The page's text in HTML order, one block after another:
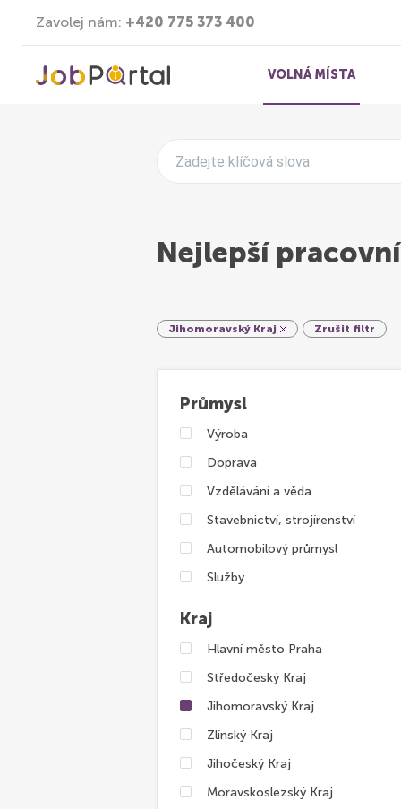
Zavolej nám: +420 775 373 400
VOLNÁ MÍSTA
Zadejte klíčová slova
Nejlepší
Jihomoravský Kraj Zrušit filtr
Průmysl
Výroba
Doprava
Vzdělávání a věda
Stavebnictví, strojírenství
Automobilový průmysl
Služby
Kraj
Hlavní město Praha
Středočeský Kraj
Jihomoravský Kraj
Zlínský Kraj
Jihočeský Kraj
Moravskoslezský Kraj